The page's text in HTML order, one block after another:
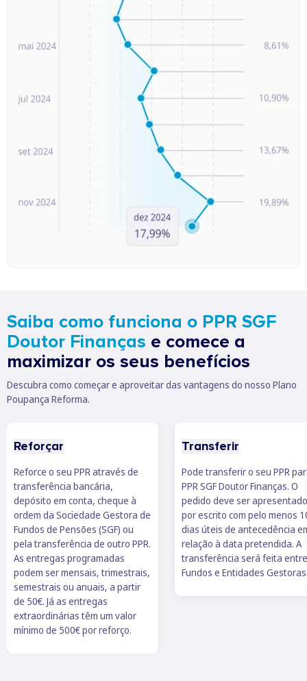
Saiba como funciona o PPR SGF
Doutor Finanças e comece a
maximizar os seus benefícios
Descubra como começar e aproveitar das vantagens do nosso Plano
Poupança Reforma.
Reforçar
Reforce o seu PPR através de
transferência bancária,
depósito em conta, cheque à
ordem da Sociedade Gestora de
Fundos de Pensões (SGF) ou
pela transferência de outro PPR.
As entregas programadas
podem ser mensais, trimestrais,
semestrais ou anuais, a partir
de 50€. Já as entregas
extraordinárias têm um valor
mínimo de 500€ por reforço.
Transferir
Pode transferir o seu PPR
PPR SGF Doutor Finanças. O
pedido deve ser apresentado
por escrito com pelo menos
dias úteis de antecedência
relação à data pretendida. A
transferência será feita entre
Fundos e Entidades